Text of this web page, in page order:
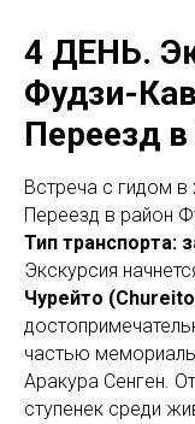
4 ДЕНЬ.
Фудзи-
Переезд
Встреча с гидом в
Переезд в район
Тип транспорта:
Экскурсия
Чурейто
частью
Аракура Сенген.
ступенек среди